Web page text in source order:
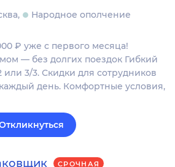
Народное ополчение
₽ уже с первого месяца!
— без долгих поездок Гибкий
или 3/3. Скидки для сотрудников
день. Комфортные условия,
СРОЧНАЯ